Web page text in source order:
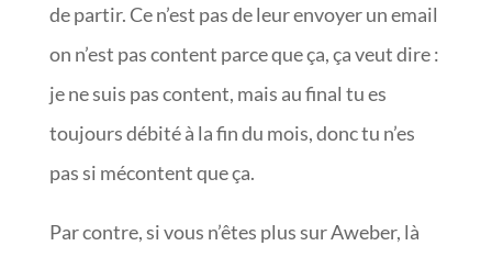
de partir. Ce n’est pas de leur envoyer un email
on n’est pas content parce que ça, ça veut dire :
je ne suis pas content, mais au final tu es
toujours débité à la fin du mois, donc tu n’es
pas si mécontent que ça.
Par contre, si vous n’êtes plus sur Aweber, là